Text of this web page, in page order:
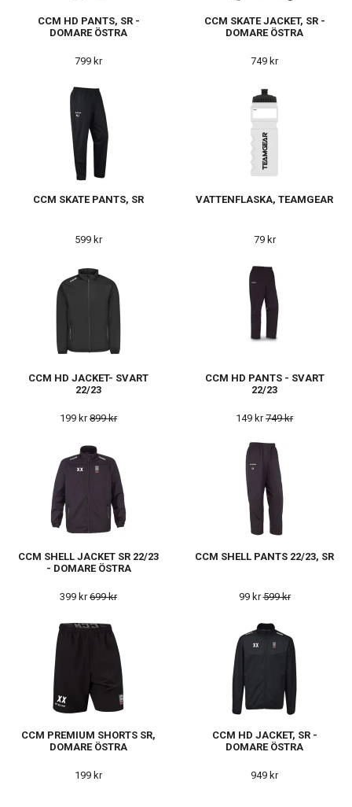
CCM HD PANTS, SR -
DOMARE ÖSTRA
799 kr
CCM SKATE JACKET, SR -
DOMARE ÖSTRA
749 kr
CCM SKATE PANTS, SR
599 kr
VATTENFLASKA, TEAMGEAR
79 kr
CCM HD JACKET- SVART
22/23
199 kr899 kr
CCM HD PANTS - SVART
22/23
149 kr749 kr
CCM SHELL JACKET SR 22/23
- DOMARE ÖSTRA
399 kr699 kr
CCM SHELL PANTS 22/23, SR
99 kr599 kr
CCM PREMIUM SHORTS SR,
DOMARE ÖSTRA
199 kr
CCM HD JACKET, SR -
DOMARE ÖSTRA
949 kr